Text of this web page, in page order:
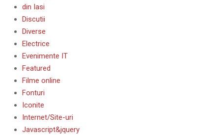
din Iasi
Discutii
Diverse
Electrice
Evenimente IT
Featured
Filme online
Fonturi
Iconite
Internet/Site-uri
Javascript&jquery